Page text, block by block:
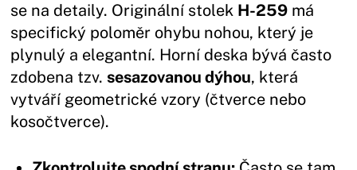
se na detaily. Originální stolek H-259 má
specifický poloměr ohybu nohou, který je
plynulý a elegantní. Horní deska bývá často
zdobena tzv.sesazovanou dýhou, která
vytváří geometrické vzory (čtverce nebo
kosočtverce).